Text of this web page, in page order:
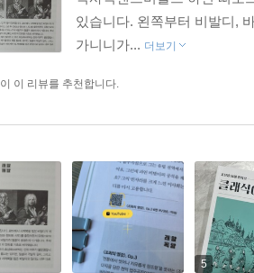
있습니다. 왼쪽부터 비발디,
가니니가... 더보기
이 이 리뷰를 추천합니다.
5